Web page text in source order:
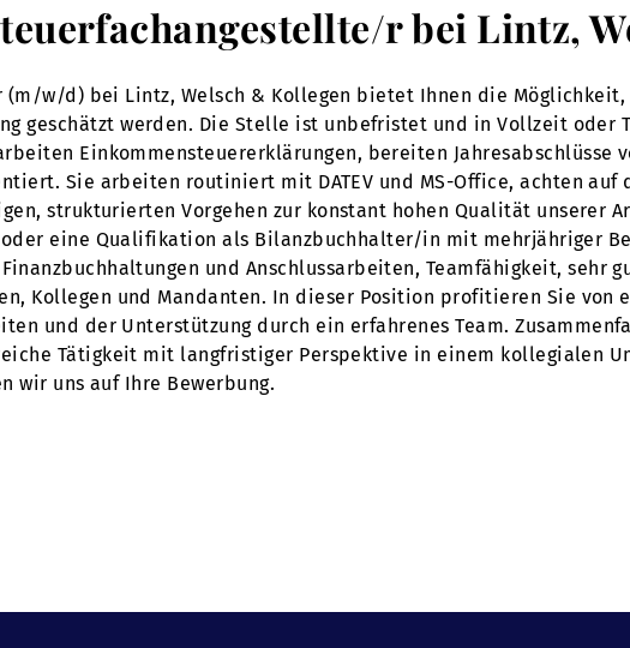
r bei Lintz,
w/d) bei Lintz, Welsch & Kollegen bietet Ihnen die
geschätzt werden. Die Stelle ist unbefristet und in Vollzeit
Einkommensteuererklärungen, bereiten Jahresabschlüsse
Sie arbeiten routiniert mit DATEV und MS-Office, achten
strukturierten Vorgehen zur konstant hohen Qualität unserer
eine Qualifikation als Bilanzbuchhalter/in mit mehrjähriger
und Anschlussarbeiten, Teamfähigkeit, sehr
Kollegen und Mandanten. In dieser Position profitieren Sie
und der Unterstützung durch ein erfahrenes Team.
Tätigkeit mit langfristiger Perspektive in einem kollegialen
wir uns auf Ihre Bewerbung.